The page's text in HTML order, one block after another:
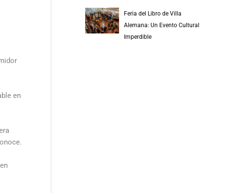
en
Feria del Libro de Villa
Alemana: Un Evento Cultural
Imperdible